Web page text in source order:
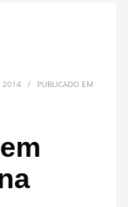
2014 /
PUBLICADO EM